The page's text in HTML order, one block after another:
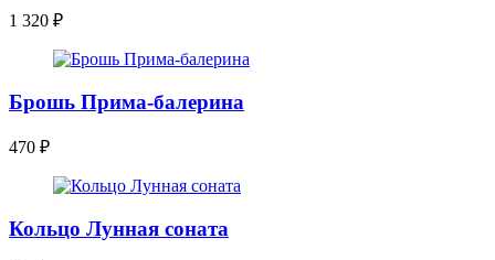
1 320 ₽
Брошь Прима-балерина
470 ₽
Кольцо Лунная соната